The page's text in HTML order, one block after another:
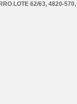
LOTE 62/63, 4820-570,